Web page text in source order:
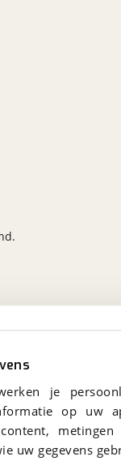
je
op
content,
uw gegevens